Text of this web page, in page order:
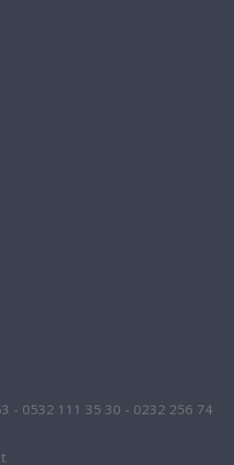
- 0532 111 35 30 - 0232 256 74